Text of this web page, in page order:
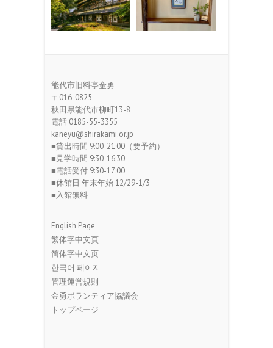
能代市旧料亭金勇
〒016-0825
秋田県能代市柳町13-8
電話 0185-55-3355
kaneyu@shirakami.or.jp
■貸出時間 9:00-21:00（要予約）
■見学時間 9:30-16:30
■電話受付 9:30-17:00
■休館日 年末年始 12/29-1/3
■入館無料
English Page
繁体字中文頁
简体字中文页
한국어 페이지
管理運営規則
金勇ボランティア協議会
トップページ